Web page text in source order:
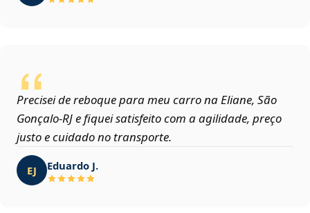
Precisei de reboque para meu carro na Eliane, São
Gonçalo‑RJ e fiquei satisfeito com a agilidade, preço
justo e cuidado no transporte.
EJ Eduardo J.